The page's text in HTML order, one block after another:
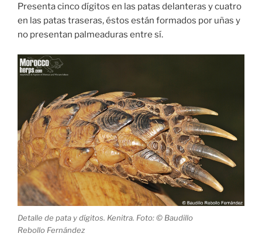
Presenta cinco dígitos en las patas delanteras y cuatro
en las patas traseras, éstos están formados por uñas y
no presentan palmeaduras entre sí.
Detalle de pata y dígitos. Kenitra. Foto: © Baudillo
Rebollo Fernández